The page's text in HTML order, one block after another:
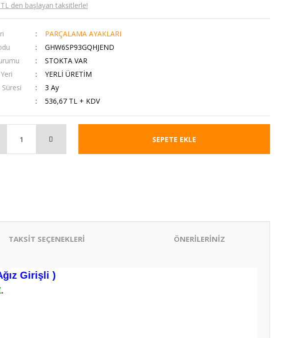
den başlayan taksitlerle!
PARÇALAMA AYAKLARI
GHW6SP93GQHJEND
STOKTA VAR
YERLİ ÜRETİM
3 Ay
536,67 TL + KDV
SEPETE EKLE
TAKSİT SEÇENEKLERİ ÖNERİLERİNİZ
Girişli )